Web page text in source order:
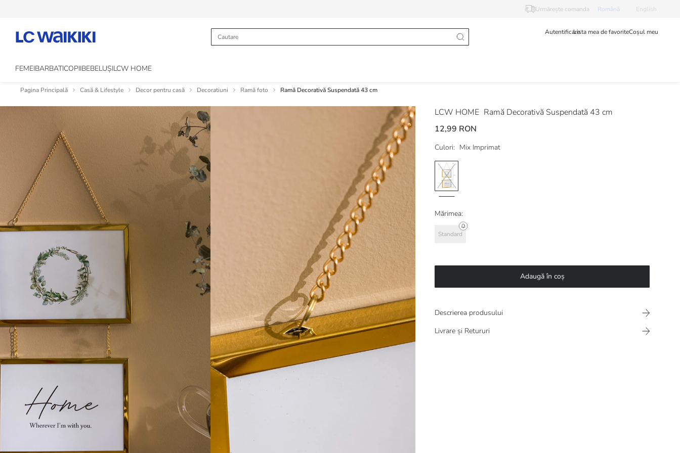
Urmărește comanda Românã English
AutentificareLista mea de favoriteCoșul meu
FEMEIBARBATICOPIIBEBELUȘILCW HOME
Pagina Principală Casă & Lifestyle Decor pentru casă Decoratiuni Ramă foto Ramă Decorativă Suspendată 43 cm
LCW HOME Ramă Decorativă Suspendată 43 cm
12,99 RON
Culori: Mix Imprimat
Mărimea:
Standard
Adaugă în coș
Descrierea produsului
Livrare și Retururi